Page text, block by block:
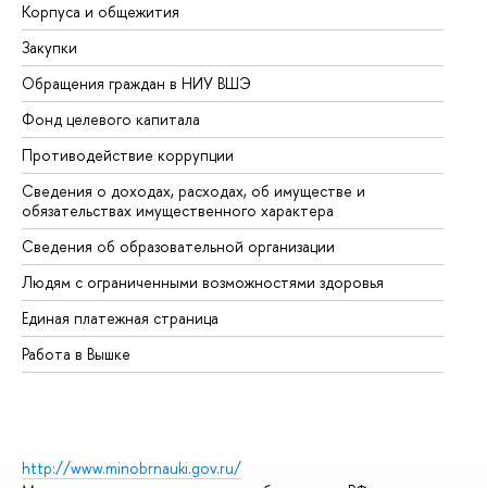
Корпуса и общежития
Закупки
Обращения граждан в НИУ ВШЭ
Фонд целевого капитала
Противодействие коррупции
Сведения о доходах, расходах, об имуществе и
обязательствах имущественного характера
Сведения об образовательной организации
Людям с ограниченными возможностями здоровья
Единая платежная страница
Работа в Вышке
http://www.minobrnauki.gov.ru/